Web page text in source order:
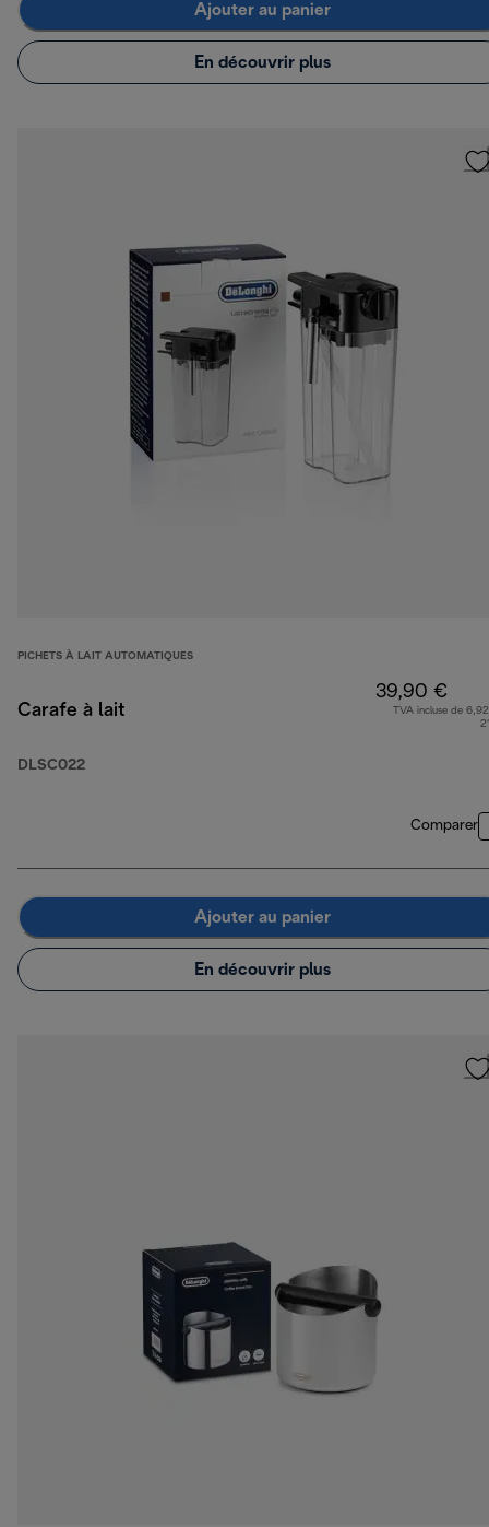
Ajouter au panier
En découvrir plus
PICHETS À LAIT AUTOMATIQUES
Carafe à lait
DLSC022
39,90 €
TVA incluse de
Comparer
Ajouter au panier
En découvrir plus